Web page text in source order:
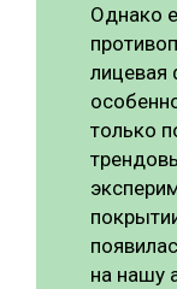
Однако
лицевая
только
на нашу